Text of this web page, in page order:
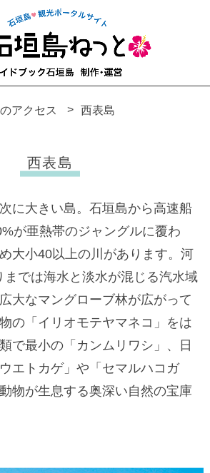
アクセス 西表島
西表島
に大きい島。石垣島から高速船
が亜熱帯のジャングルに覆わ
大小40以上の川があります。河
までは海水と淡水が混じる汽水域
大なマングローブ林が広がって
の「イリオモテヤマネコ」をは
で最小の「カンムリワシ」、日
エトカゲ」や「セマルハコガ
物が生息する奥深い自然の宝庫